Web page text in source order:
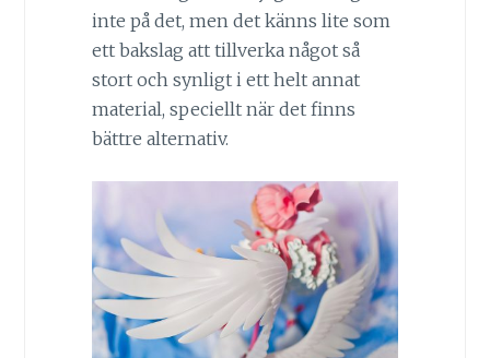
inte på det, men det känns lite som
ett bakslag att tillverka något så
stort och synligt i ett helt annat
material, speciellt när det finns
bättre alternativ.